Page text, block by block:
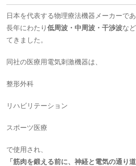
日本を代表する物理療法機器メーカーで
長年にわたり低周波・中周波・干渉波な
てきました。
同社の医療用電気刺激機器は、
整形外科
リハビリテーション
スポーツ医療
で使用され、
「筋肉を鍛える前に、神経と電気の通り道